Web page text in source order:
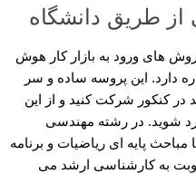
طریق دانشگاه
های ورود به بازار کار هوش
دارد. این پروسه ساده و سر
کنکور شرکت کنید و از این
شوید. در رشته مهندسی
مباحث پایه ای ریاضیات و برنامه
به کارشناسی ارشد می